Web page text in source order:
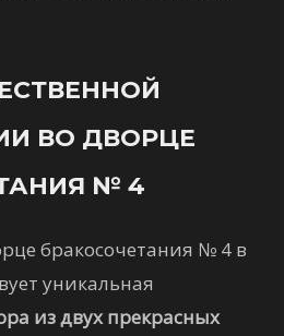
ВО ДВОРЦЕ
№ 4
бракосочетания № 4 в
уникальная
из двух прекрасных